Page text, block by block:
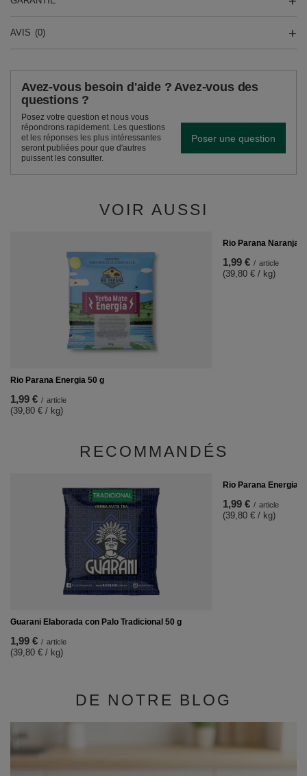
AVIS (0)
Avez-vous besoin d'aide ? Avez-vous des
questions ?
Posez votre question et nous vous
répondrons rapidement. Les questions
et les réponses les plus intéressantes
seront publiées pour que d'autres
puissent les consulter.
Poser une question
VOIR AUSSI
Rio Parana Energia 50 g
1,99 € / article
(39,80 € / kg)
Rio Parana Naranja
1,99 € / article
(39,80 € / kg)
RECOMMANDÉS
Guarani Elaborada con Palo Tradicional 50 g
1,99 € / article
(39,80 € / kg)
Rio Parana Energia
1,99 € / article
(39,80 € / kg)
DE NOTRE BLOG